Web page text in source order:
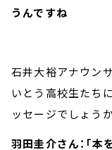
うんですね
石井大裕アナウン
いとう高校生たち
ッセージでしょう
羽田圭介さん：「